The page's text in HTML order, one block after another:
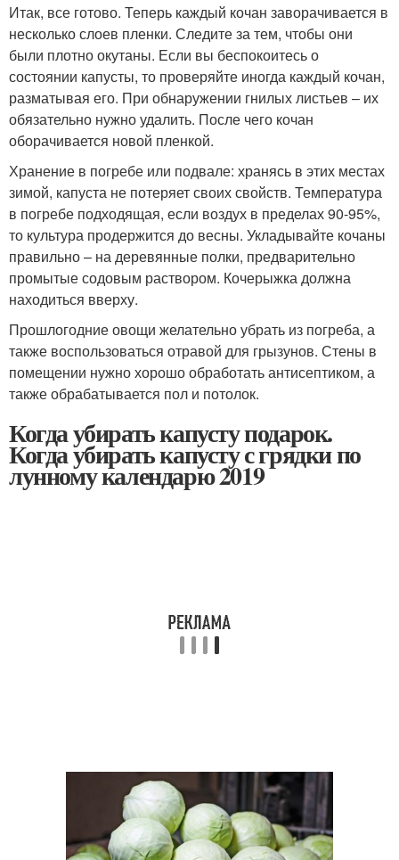
Итак, все готово. Теперь каждый кочан заворачивается в
несколько слоев пленки. Следите за тем, чтобы они
были плотно окутаны. Если вы беспокоитесь о
состоянии капусты, то проверяйте иногда каждый кочан,
разматывая его. При обнаружении гнилых листьев – их
обязательно нужно удалить. После чего кочан
оборачивается новой пленкой.
Хранение в погребе или подвале: хранясь в этих местах
зимой, капуста не потеряет своих свойств. Температура
в погребе подходящая, если воздух в пределах 90-95%,
то культура продержится до весны. Укладывайте кочаны
правильно – на деревянные полки, предварительно
промытые содовым раствором. Кочерыжка должна
находиться вверху.
Прошлогодние овощи желательно убрать из погреба, а
также воспользоваться отравой для грызунов. Стены в
помещении нужно хорошо обработать антисептиком, а
также обрабатывается пол и потолок.
Когда убирать капусту подарок.
Когда убирать капусту с грядки по
лунному календарю 2019